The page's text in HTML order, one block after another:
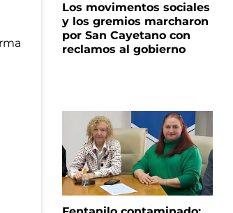
Los movimentos sociales
y los gremios marcharon
por San Cayetano con
reclamos al gobierno